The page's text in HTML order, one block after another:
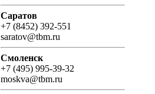
Саратов
+7 (8452) 392-551
saratov@tbm.ru
Смоленск
+7 (495) 995-39-32
moskva@tbm.ru